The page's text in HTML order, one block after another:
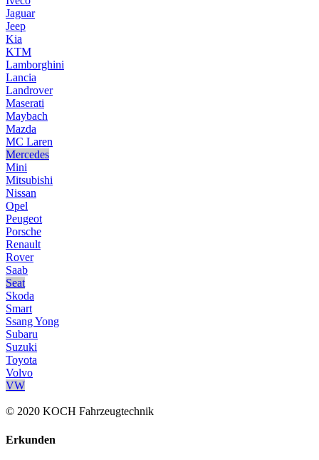
Jaguar
Jeep
Kia
KTM
Lamborghini
Lancia
Landrover
Maserati
Maybach
Mazda
MC Laren
Mercedes
Mini
Mitsubishi
Nissan
Opel
Peugeot
Porsche
Renault
Rover
Saab
Seat
Skoda
Smart
Ssang Yong
Subaru
Suzuki
Toyota
Volvo
VW
© 2020 KOCH Fahrzeugtechnik
Erkunden